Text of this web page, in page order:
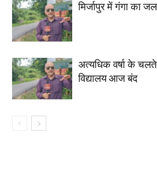
मिर्जापुर में गंगा का
अत्यधिक वर्षा के
विद्यालय आज बंद